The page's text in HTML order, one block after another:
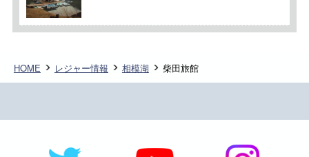
HOME レジャー情報 相模湖 柴田旅館